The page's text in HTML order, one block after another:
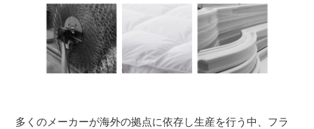
多くのメーカーが海外の拠点に依存し生産を行う中、フラ